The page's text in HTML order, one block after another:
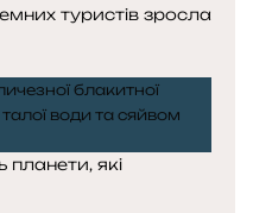
туристів зросла
планети, які